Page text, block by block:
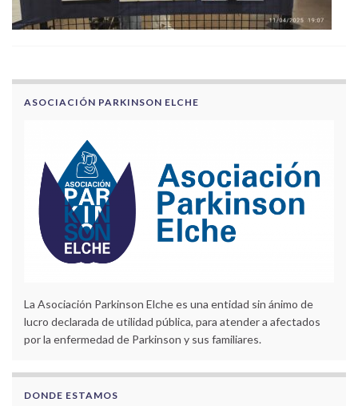
ASOCIACIÓN PARKINSON ELCHE
La Asociación Parkinson Elche es una entidad sin ánimo de
lucro declarada de utilidad pública, para atender a afectados
por la enfermedad de Parkinson y sus familiares.
DONDE ESTAMOS